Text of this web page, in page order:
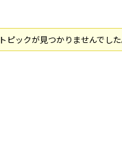
トピックが見つかりませんでした